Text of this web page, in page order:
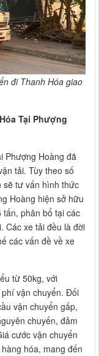
đi Thanh Hóa giao
Tại Phượng
Phượng Hoàng đã
tải. Tùy theo số
sẽ tư vấn hình thức
Hoàng hiện sở hữu
phân bổ tại các
Các xe tải đều là đời
các vấn đề về xe
từ 50kg, với
vận chuyển. Đối
vận chuyển gấp,
chuyến, đảm
cước vận chuyển
hóa, mang đến